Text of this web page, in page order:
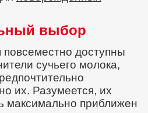
выбор
доступны
сучьего молока,
их. Разумеется, их
максимально приближен